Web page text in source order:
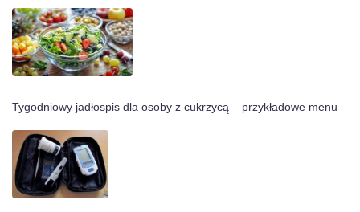
Tygodniowy jadłospis dla osoby z cukrzycą – przykładowe menu